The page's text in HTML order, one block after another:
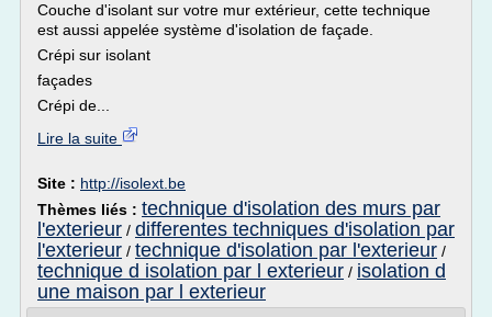
Couche d'isolant sur votre mur extérieur, cette technique
est aussi appelée système d'isolation de façade.
Crépi sur isolant
façades
Crépi de...
Lire la suite
Site : http://isolext.be
Thèmes liés : technique d'isolation des murs par
l'exterieur / differentes techniques d'isolation par
l'exterieur / technique d'isolation par l'exterieur /
technique d isolation par l exterieur / isolation d
une maison par l exterieur